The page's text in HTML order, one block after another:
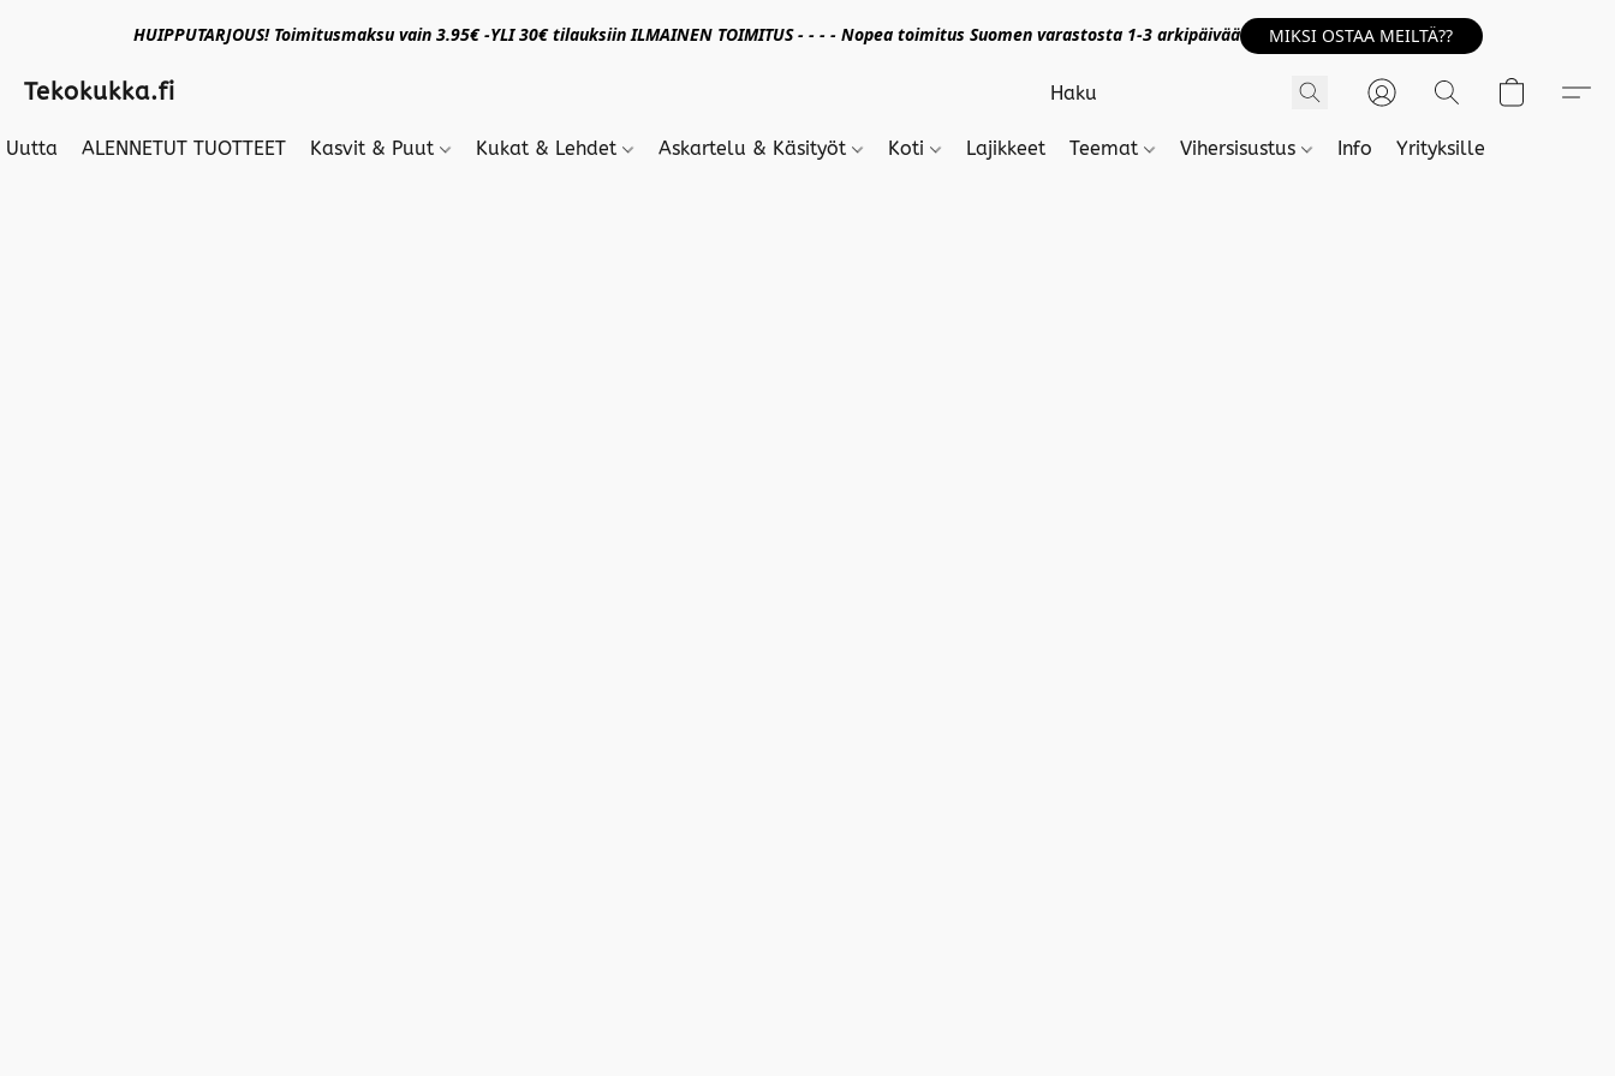
HUIPPUTARJOUS! Toimitusmaksu vain 3.95€ -YLI 30€ tilauksiin ILMAINEN TOIMITUS - - - - Nopea toimitus Suomen varastosta 1-3 arkipäivää MIKSI OSTAA MEILTÄ??
Tekokukka.fi
Uutta ALENNETUT TUOTTEET Kasvit & Puut Kukat & Lehdet Askartelu & Käsityöt Koti Lajikkeet Teemat Vihersisustus Info Yrityksille